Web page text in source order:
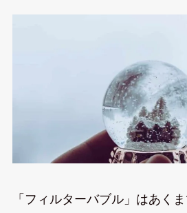
「フィルターバブル」はあく